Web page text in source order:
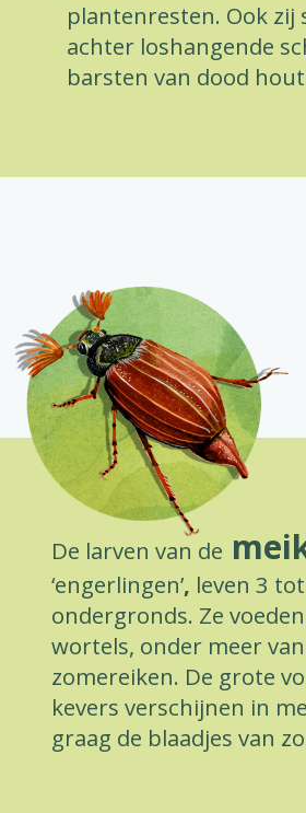
De larven van de
‘engerlingen’, leven 3
ondergronds. Ze
wortels, onder meer van
zomereiken. De grote
kevers verschijnen in
graag de blaadjes van
plantenresten. Ook zij
achter loshangende
barsten van dood